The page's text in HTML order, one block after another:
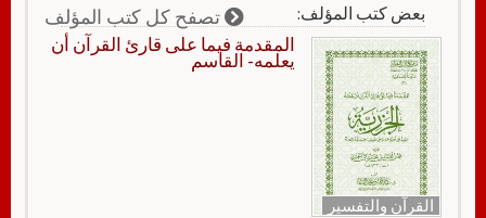
بعض كتب المؤلف: تصفح كل كتب المؤلف
القرآن والتفسير
المقدمة فيما على قارئ القرآن أن
يعلمه- القاسم